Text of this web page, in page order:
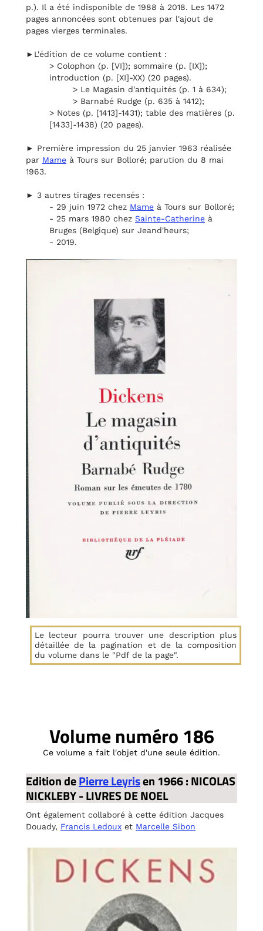
Le lecteur pourra trouver une description plus
détaillée de la pagination et de la composition
du volume dans le "Pdf de la page".
p.). Il a été indisponible de 1988 à 2018. Les 1472
pages annoncées sont obtenues par l'ajout de
pages vierges terminales.
►L'édition de ce volume contient :
> Colophon (p. [VI]); sommaire (p. [IX]);
introduction (p. [XI]-XX) (20 pages).
> Le Magasin d'antiquités (p. 1 à 634);
> Barnabé Rudge (p. 635 à 1412);
> Notes (p. [1413]-1431); table des matières (p.
[1433]-1438) (20 pages).
► Première impression du 25 janvier 1963 réalisée
par Mame à Tours sur Bolloré; parution du 8 mai
1963.
► 3 autres tirages recensés :
- 29 juin 1972 chez Mame à Tours sur Bolloré;
- 25 mars 1980 chez Sainte-Catherine à
Bruges (Belgique) sur Jeand'heurs;
- 2019.
Volume numéro 186
Ce volume a fait l'objet d'une seule édition.
Edition dePierre Leyrisen 1966 : NICOLAS
NICKLEBY - LIVRES DE NOEL
Ont également collaboré à cette édition Jacques
Douady, Francis Ledoux et Marcelle Sibon